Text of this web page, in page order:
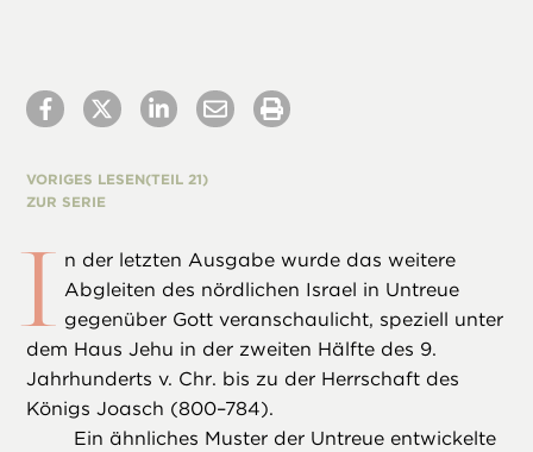
VORIGES LESEN(TEIL 21)
ZUR SERIE
I n der letzten Ausgabe wurde das weitere
Abgleiten des nördlichen Israel in Untreue
gegenüber Gott veranschaulicht, speziell unter
dem Haus Jehu in der zweiten Hälfte des 9.
Jahrhunderts v. Chr. bis zu der Herrschaft des
Königs Joasch (800–784).
Ein ähnliches Muster der Untreue entwickelte